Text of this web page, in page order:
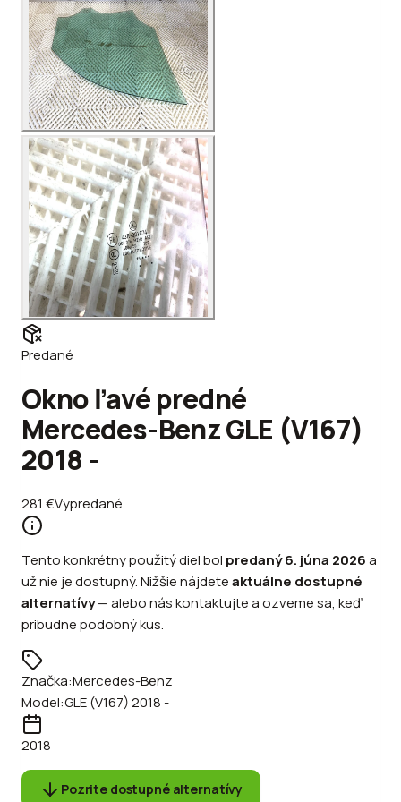
Predané
Okno ľavé predné
Mercedes-Benz GLE (V167)
2018 -
281 €Vypredané
Tento konkrétny použitý diel bol predaný6. júna 2026a
už nie je dostupný. Nižšie nájdeteaktuálne dostupné
alternatívy—alebonás kontaktujte a ozveme sa, keď
pribudne podobný kus.
Značka:Mercedes-Benz
Model:GLE (V167) 2018 -
2018
Pozrite dostupné alternatívy